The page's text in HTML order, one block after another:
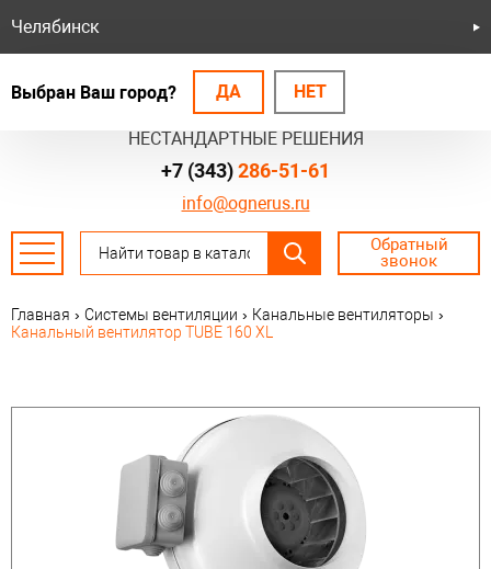
БЕЗОПАСНЫЕ СИСТЕМЫ
НЕСТАНДАРТНЫЕ РЕШЕНИЯ
Челябинск
Выбран Ваш город? ДА НЕТ
info@ognerus.ru
+7 (343)286-51-61
Обратный
звонок
Главная › Системы вентиляции › Канальные вентиляторы ›
Канальный вентилятор TUBE 160 XL